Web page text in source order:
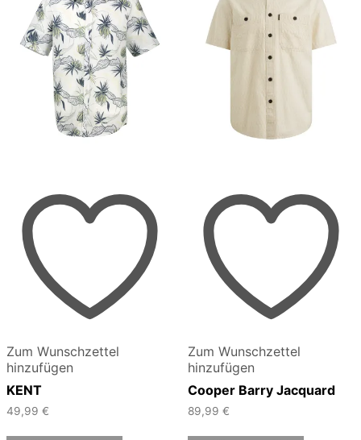
Zum Wunschzettel
hinzufügen
KENT
49,99 €
Zum Wunschzettel
hinzufügen
Cooper Barry Jacquard
89,99 €